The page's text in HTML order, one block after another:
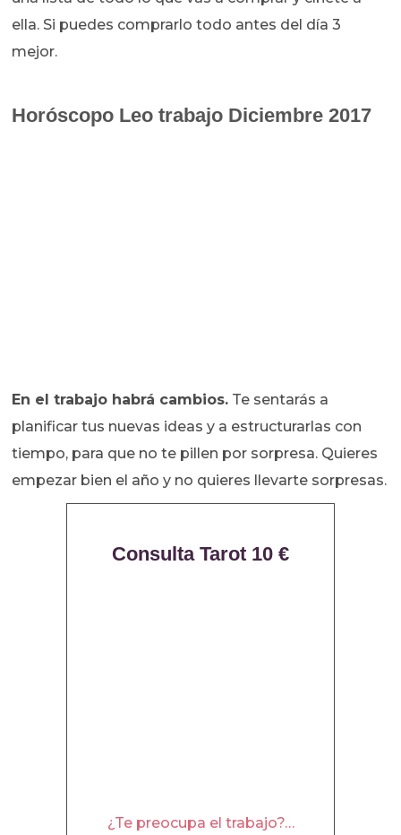
ella. Si puedes comprarlo todo antes del día 3
mejor.
Horóscopo Leo trabajo Diciembre 2017
En el trabajo habrá cambios. Te sentarás a
planificar tus nuevas ideas y a estructurarlas con
tiempo, para que no te pillen por sorpresa. Quieres
empezar bien el año y no quieres llevarte sorpresas.
Consulta Tarot 10 €
¿Te preocupa el trabajo?…